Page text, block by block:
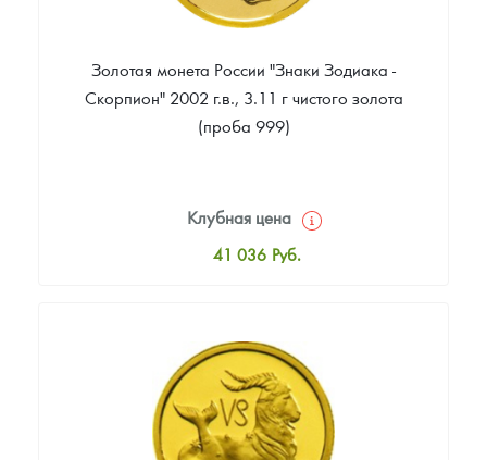
Золотая монета России "Знаки Зодиака -
Скорпион" 2002 г.в., 3.11 г чистого золота
(проба 999)
Клубная цена
41 036 Руб.
Цена выкупа
35 540 Руб.